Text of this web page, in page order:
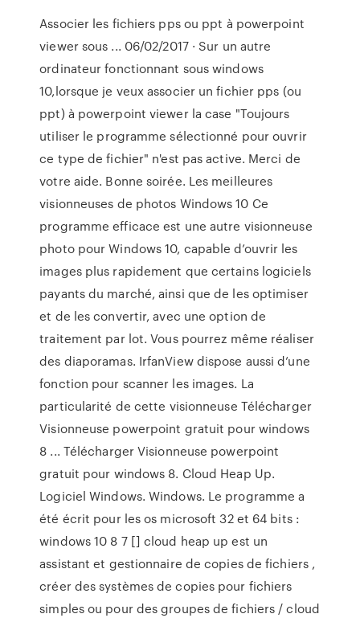
Associer les fichiers pps ou ppt à powerpoint
viewer sous ... 06/02/2017 · Sur un autre
ordinateur fonctionnant sous windows
10,lorsque je veux associer un fichier pps (ou
ppt) à powerpoint viewer la case "Toujours
utiliser le programme sélectionné pour ouvrir
ce type de fichier" n'est pas active. Merci de
votre aide. Bonne soirée. Les meilleures
visionneuses de photos Windows 10 Ce
programme efficace est une autre visionneuse
photo pour Windows 10, capable d’ouvrir les
images plus rapidement que certains logiciels
payants du marché, ainsi que de les optimiser
et de les convertir, avec une option de
traitement par lot. Vous pourrez même réaliser
des diaporamas. IrfanView dispose aussi d’une
fonction pour scanner les images. La
particularité de cette visionneuse Télécharger
Visionneuse powerpoint gratuit pour windows
8 ... Télécharger Visionneuse powerpoint
gratuit pour windows 8. Cloud Heap Up.
Logiciel Windows. Windows. Le programme a
été écrit pour les os microsoft 32 et 64 bits :
windows 10 8 7 [] cloud heap up est un
assistant et gestionnaire de copies de fichiers ,
créer des systèmes de copies pour fichiers
simples ou pour des groupes de fichiers / cloud